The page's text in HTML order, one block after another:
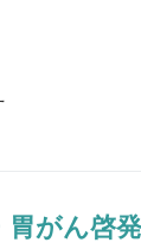
胃がん啓